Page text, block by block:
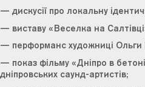
— дискусії про локальну
— виставу «Веселка на
— перформанс художниці Ольги
— показ фільму «Дніпро в
дніпровських саунд-артистів;